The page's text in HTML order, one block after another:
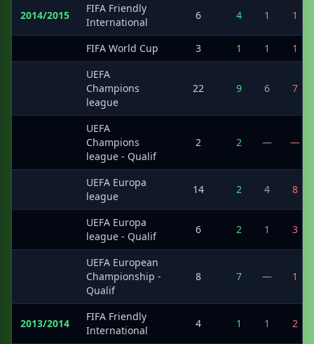
2014/2015
FIFA Friendly
International
6 4 1 1
FIFA World Cup 3 1 1 1
UEFA
Champions
league
22 9 6 7
UEFA
Champions
league - Qualif
2 2 — —
UEFA Europa
league
14 2 4 8
UEFA Europa
league - Qualif
6 2 1 3
UEFA European
Championship -
Qualif
8 7 — 1
2013/2014
FIFA Friendly
International
4 1 1 2